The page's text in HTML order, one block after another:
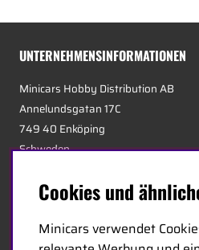
UNTERNEHMENSINFORMATIONEN
Minicars Hobby Distribution AB
Annelundsgatan 17C
749 40 Enköping
Schweden
Unternehmensnummer: 556511-
Telefonnummer:+46-171-14 30 00
Cookies und
Minicars verwendet